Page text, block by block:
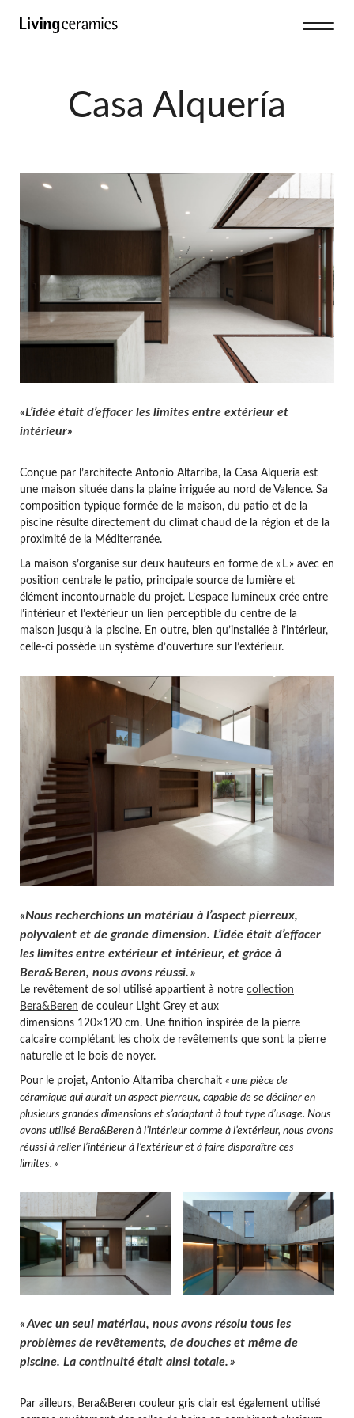
Casa Alquería
«L’idée était d’effacer les limites entre extérieur et
intérieur»
Conçue par l’architecte Antonio Altarriba, la Casa Alqueria est
une maison située dans la plaine irriguée au nord de Valence. Sa
composition typique formée de la maison, du patio et de la
piscine résulte directement du climat chaud de la région et de la
proximité de la Méditerranée.
La maison s’organise sur deux hauteurs en forme de « L » avec en
position centrale le patio, principale source de lumière et
élément incontournable du projet. L’espace lumineux crée entre
l’intérieur et l’extérieur un lien perceptible du centre de la
maison jusqu’à la piscine. En outre, bien qu’installée à l’intérieur,
celle-ci possède un système d’ouverture sur l’extérieur.
«Nous recherchions un matériau à l’aspect pierreux,
polyvalent et de grande dimension. L’idée était d’effacer
les limites entre extérieur et intérieur, et grâce à
Bera&Beren, nous avons réussi. »
Le revêtement de sol utilisé appartient à notre collection
Bera&Beren de couleur Light Grey et aux
dimensions 120×120 cm. Une finition inspirée de la pierre
calcaire complétant les choix de revêtements que sont la pierre
naturelle et le bois de noyer.
Pour le projet, Antonio Altarriba cherchait « une pièce de
céramique qui aurait un aspect pierreux, capable de se décliner en
plusieurs grandes dimensions et s’adaptant à tout type d’usage. Nous
avons utilisé Bera&Beren à l’intérieur comme à l’extérieur, nous avons
réussi à relier l’intérieur à l’extérieur et à faire disparaître ces
limites. »
« Avec un seul matériau, nous avons résolu tous les
problèmes de revêtements, de douches et même de
piscine. La continuité était ainsi totale. »
Par ailleurs, Bera&Beren couleur gris clair est également utilisé